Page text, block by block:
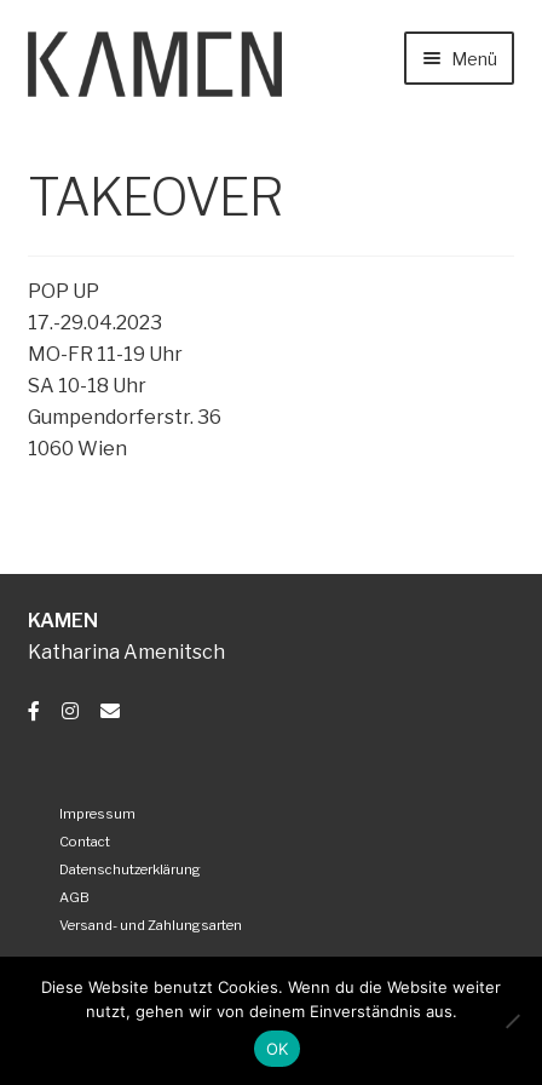
Zur
Navigation
Zum
Inhalt
Menü
Find Us
Collection
Contact
Online Shop
Start News TAKEOVER
TAKEOVER
POP UP
17.-29.04.2023
MO-FR 11-19 Uhr
SA 10-18 Uhr
Gumpendorferstr. 36
1060 Wien
KAMEN
Katharina Amenitsch
Impressum
Contact
Datenschutzerklärung
AGB
Versand- und Zahlungsarten
Diese Website benutzt Cookies. Wenn du die Website weiter
nutzt, gehen wir von deinem Einverständnis aus.
OK